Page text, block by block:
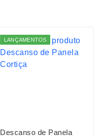
LANÇAMENTOS
Descanso de Panela